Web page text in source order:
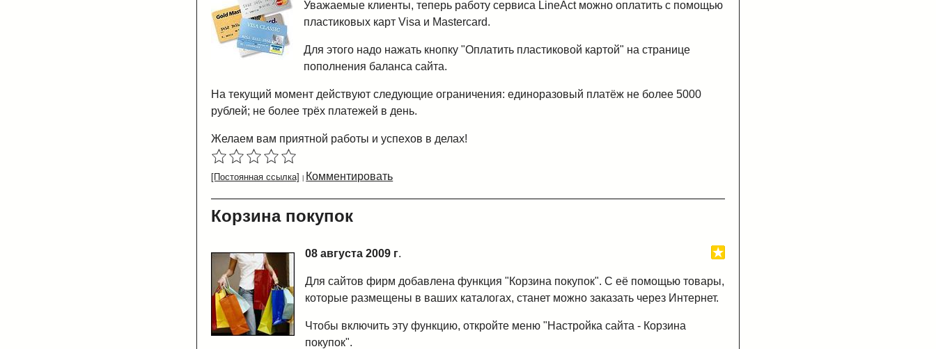
Уважаемые клиенты, теперь работу сервиса LineAct можно оплатить с помощью
пластиковых карт Visa и Mastercard.
Для этого надо нажать кнопку "Оплатить пластиковой картой" на странице
пополнения баланса сайта.
На текущий момент действуют следующие ограничения: единоразовый платёж не более 5000
рублей; не более трёх платежей в день.
Желаем вам приятной работы и успехов в делах!
[Постоянная ссылка] Комментировать
Корзина покупок
08 августа 2009 г.
Для сайтов фирм добавлена функция "Корзина покупок". С её помощью товары,
которые размещены в ваших каталогах, станет можно заказать через Интернет.
Чтобы включить эту функцию, откройте меню "Настройка сайта - Корзина
покупок".